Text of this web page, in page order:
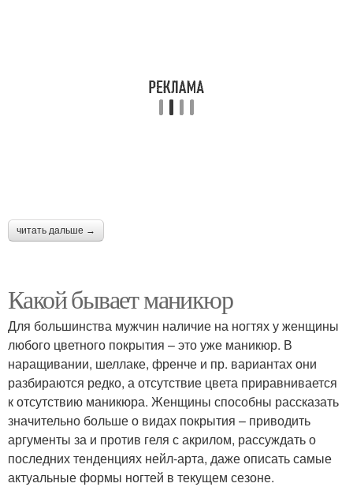
читать дальше →
Какой бывает маникюр
Для большинства мужчин наличие на ногтях у женщины
любого цветного покрытия – это уже маникюр. В
наращивании, шеллаке, френче и пр. вариантах они
разбираются редко, а отсутствие цвета приравнивается
к отсутствию маникюра. Женщины способны рассказать
значительно больше о видах покрытия – приводить
аргументы за и против геля с акрилом, рассуждать о
последних тенденциях нейл-арта, даже описать самые
актуальные формы ногтей в текущем сезоне.